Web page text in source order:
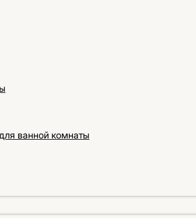
ванной комнаты